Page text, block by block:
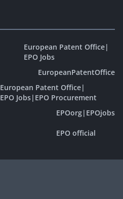
European Patent Office|
EPO Jobs
EuropeanPatentOffice
European Patent Office|
EPO Jobs| EPO Procurement
EPOorg| EPOjobs
EPO official